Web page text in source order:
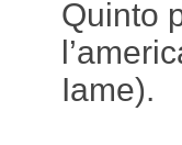
Quinto
Iame).